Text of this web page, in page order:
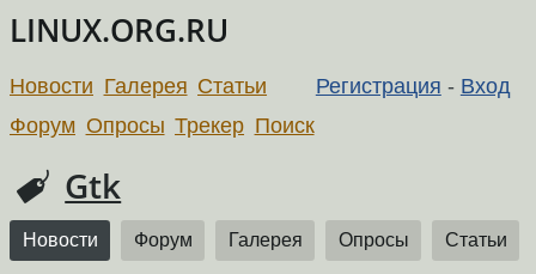
LINUX.ORG.RU
Регистрация - Вход
Новости Галерея Статьи
Форум Опросы Трекер Поиск
Gtk
Новости Форум Галерея Опросы Статьи